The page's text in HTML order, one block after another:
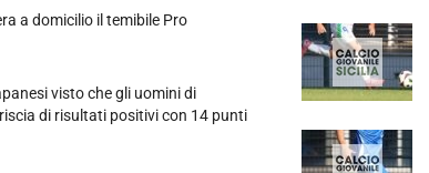
a domicilio il temibile Pro
visto che gli uomini di
di risultati positivi con 14 punti